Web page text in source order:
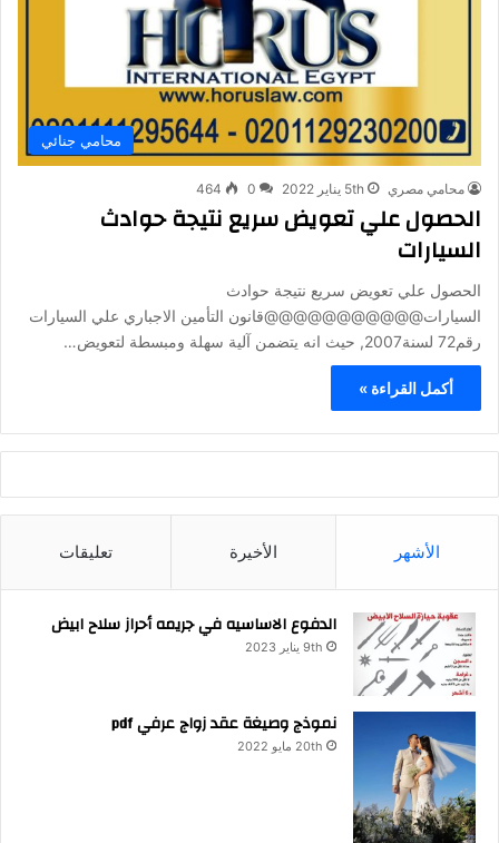
محامي جنائي
محامي مصري 5th يناير 2022 0
464
الحصول علي تعويض سريع نتيجة حوادث
السيارات
الحصول علي تعويض سريع نتيجة حوادث
السيارات@@@@@@@@@@@قانون التأمين الاجباري علي السيارات
رقم72 لسنة2007, حيث انه يتضمن آلية سهلة ومبسطة لتعويض…
أكمل القراءة »
الأشهر الأخيرة تعليقات
الدفوع الاساسيه في جريمه أحراز سلاح ابيض
9th يناير 2023
نموذج وصيغة عقد زواج عرفي pdf
20th مايو 2022